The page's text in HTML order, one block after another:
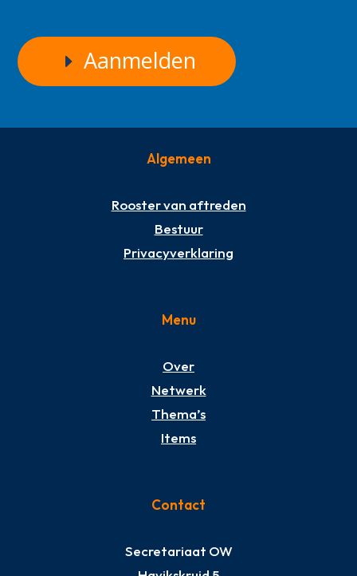
Aanmelden
Algemeen
Rooster van aftreden
Bestuur
Privacyverklaring
Menu
Over
Netwerk
Thema’s
Items
Contact
Secretariaat OW